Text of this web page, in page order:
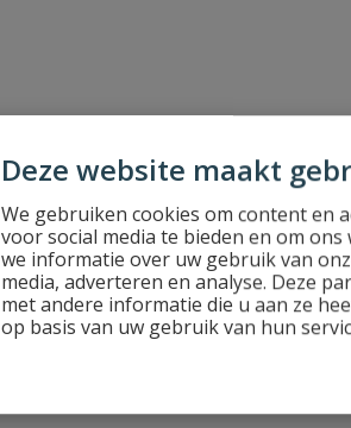
Deze website maakt
We gebruiken cookies om content en
voor social media te bieden en om
we informatie over uw gebruik van
media, adverteren en analyse. Deze
met andere informatie die u aan ze
op basis van uw gebruik van hun